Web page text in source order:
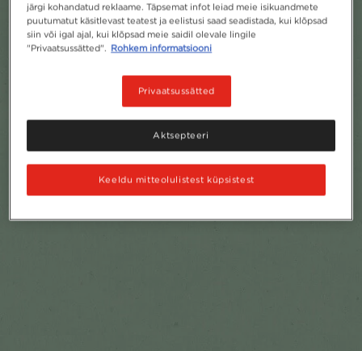
järgi kohandatud reklaame. Täpsemat infot leiad meie isikuandmete
puutumatut käsitlevast teatest ja eelistusi saad seadistada, kui klõpsad
siin või igal ajal, kui klõpsad meie saidil olevale lingile
"Privaatsussätted". Rohkem informatsiooni
Privaatsussätted
Keeldu mitteolulistest küpsistest
Aktsepteeri